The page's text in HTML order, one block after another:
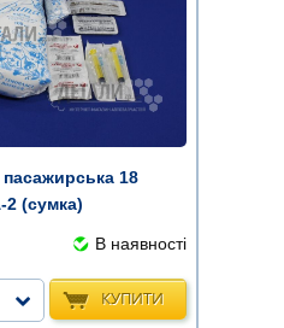
18
2 (сумка)
В наявності
КУПИТИ